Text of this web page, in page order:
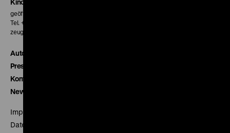
Kinokasse
geöffnet 30 Minuten vor Beginn der ersten Vorstellung
Tel. + 49 30 20304-770
zeughauskino@dhm.de
Autor*innen
Presse
Kontakt
Newsletter
Impressum
Datenschutz